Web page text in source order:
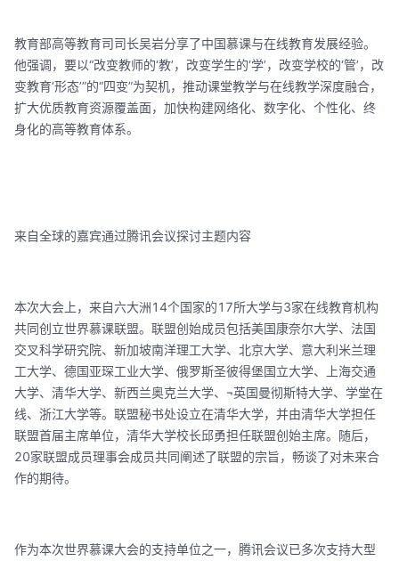
教育部高等教育司司长吴岩分享了中国慕课与在线教育发展经验。
他强调，要以“改变教师的‘教’，改变学生的‘学’，改变学校的‘管’，改
变教育‘形态’”的“四变”为契机，推动课堂教学与在线教学深度融合，
扩大优质教育资源覆盖面，加快构建网络化、数字化、个性化、终
身化的高等教育体系。
来自全球的嘉宾通过腾讯会议探讨主题内容
本次大会上，来自六大洲14个国家的17所大学与3家在线教育机构
共同创立世界慕课联盟。联盟创始成员包括美国康奈尔大学、法国
交叉科学研究院、新加坡南洋理工大学、北京大学、意大利米兰理
工大学、德国亚琛工业大学、俄罗斯圣彼得堡国立大学、上海交通
大学、清华大学、新西兰奥克兰大学、¬英国曼彻斯特大学、学堂在
线、浙江大学等。联盟秘书处设立在清华大学，并由清华大学担任
联盟首届主席单位，清华大学校长邱勇担任联盟创始主席。随后，
20家联盟成员理事会成员共同阐述了联盟的宗旨，畅谈了对未来合
作的期待。
作为本次世界慕课大会的支持单位之一，腾讯会议已多次支持大型